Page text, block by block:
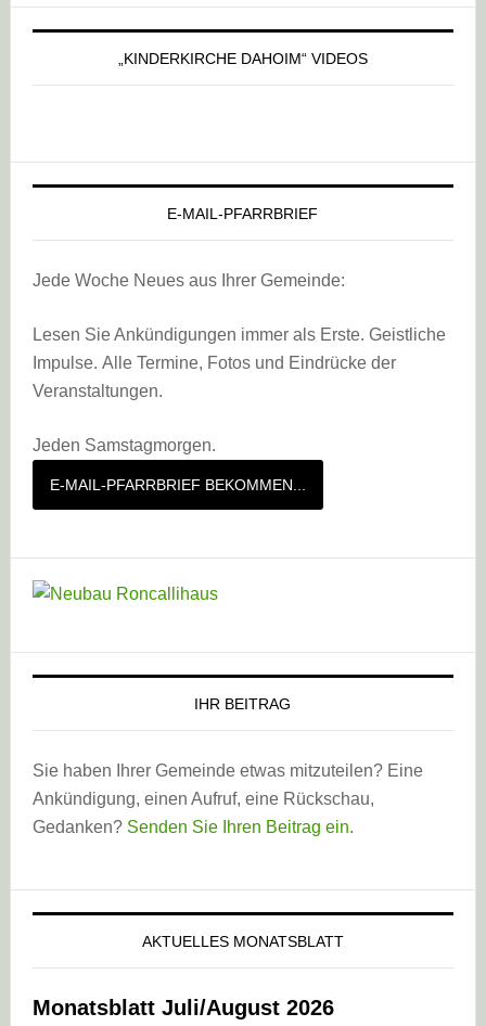
„KINDERKIRCHE DAHOIM“ VIDEOS
E-MAIL-PFARRBRIEF
Jede Woche Neues aus Ihrer Gemeinde:
Lesen Sie Ankündigungen immer als Erste. Geistliche
Impulse. Alle Termine, Fotos und Eindrücke der
Veranstaltungen.
Jeden Samstagmorgen.
E-MAIL-PFARRBRIEF BEKOMMEN...
IHR BEITRAG
Sie haben Ihrer Gemeinde etwas mitzuteilen? Eine
Ankündigung, einen Aufruf, eine Rückschau,
Gedanken? Senden Sie Ihren Beitrag ein.
AKTUELLES MONATSBLATT
Monatsblatt Juli/August 2026